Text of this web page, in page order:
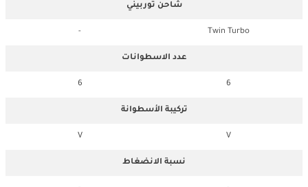
شاحن توربيني
Twin Turbo
-
عدد الاسطوانات
6
6
تركيبة الأسطوانة
V
V
نسبة الانضغاط